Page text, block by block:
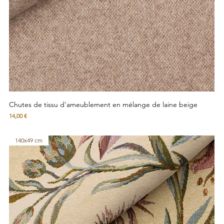
Chutes de tissu d'ameublement en mélange de laine beige
Prix
14,00 €
140x49 cm